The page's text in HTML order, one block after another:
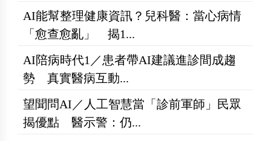
AI能幫整理健康資訊？兒科醫：當心病情
「愈查愈亂」 揭1...
AI陪病時代1／患者帶AI建議進診間成趨
勢 真實醫病互動...
望聞問AI／人工智慧當「診前軍師」民眾
揭優點 醫示警：仍...